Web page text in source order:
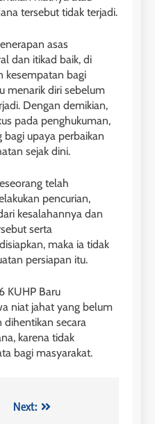
tersebut tidak terjadi.
asas
dan itikad baik, di
kesempatan bagi
menarik diri sebelum
Dengan demikian,
pada penghukuman,
upaya perbaikan
sejak dini.
telah
pencurian,
kesalahannya dan
serta
maka ia tidak
persiapan itu.
KUHP Baru
niat jahat yang belum
secara
karena tidak
bagi masyarakat.
Next: